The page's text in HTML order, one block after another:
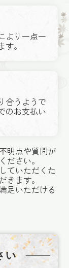
より一点一
。
合うようで
のお支払い
明点や質問が
ださい。
ていただくた
きます。
足いただける
い